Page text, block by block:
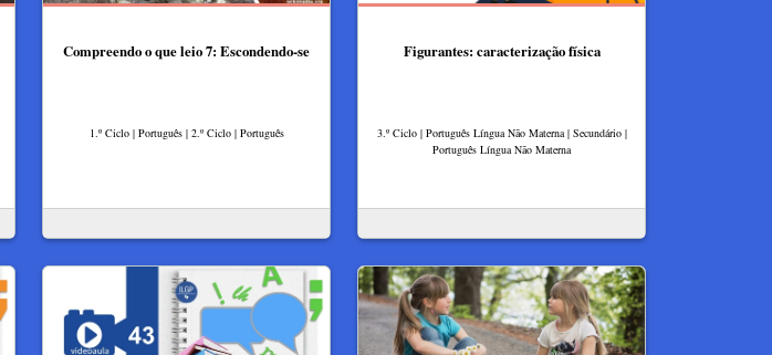
Compreendo o que leio 7: Escondendo-se
1.º Ciclo | Português | 2.º Ciclo | Português
Figurantes: caracterização física
3.º Ciclo | Português Língua Não Materna | Secundário |
Português Língua Não Materna